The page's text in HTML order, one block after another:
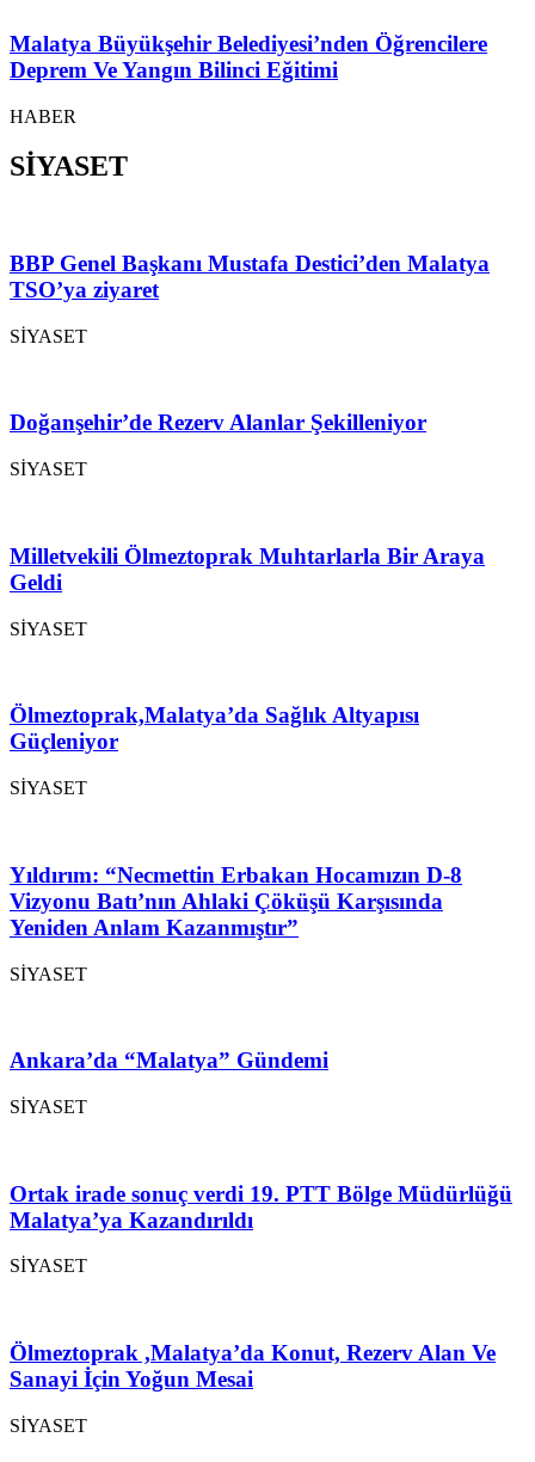
Malatya Büyükşehir Belediyesi’nden Öğrencilere
Deprem Ve Yangın Bilinci Eğitimi
HABER
SİYASET
BBP Genel Başkanı Mustafa Destici’den Malatya
TSO’ya ziyaret
SİYASET
Doğanşehir’de Rezerv Alanlar Şekilleniyor
SİYASET
Milletvekili Ölmeztoprak Muhtarlarla Bir Araya
Geldi
SİYASET
Ölmeztoprak,Malatya’da Sağlık Altyapısı
Güçleniyor
SİYASET
Yıldırım: “Necmettin Erbakan Hocamızın D-8
Vizyonu Batı’nın Ahlaki Çöküşü Karşısında
Yeniden Anlam Kazanmıştır”
SİYASET
Ankara’da “Malatya” Gündemi
SİYASET
Ortak irade sonuç verdi 19. PTT Bölge Müdürlüğü
Malatya’ya Kazandırıldı
SİYASET
Ölmeztoprak ,Malatya’da Konut, Rezerv Alan Ve
Sanayi İçin Yoğun Mesai
SİYASET